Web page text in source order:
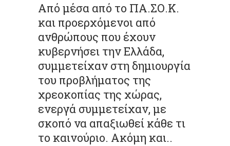
Από μέσα από το ΠΑ.ΣΟ.Κ.
και προερχόμενοι από
ανθρώπους που έχουν
κυβερνήσει την Ελλάδα,
συμμετείχαν στη δημιουργία
του προβλήματος της
χρεοκοπίας της χώρας,
ενεργά συμμετείχαν, με
σκοπό να απαξιωθεί κάθε τι
το καινούριο. Ακόμη και..